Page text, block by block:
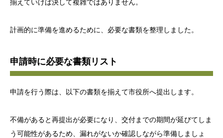
揃えていけば決して複雑ではありません。
計画的に準備を進めるために、必要な書類を整理しました。
申請時に必要な書類リスト
申請を行う際は、以下の書類を揃えて市役所へ提出します。
不備があると再提出が必要になり、交付までの期間が延びてしま
う可能性があるため、漏れがないか確認しながら準備しましょ